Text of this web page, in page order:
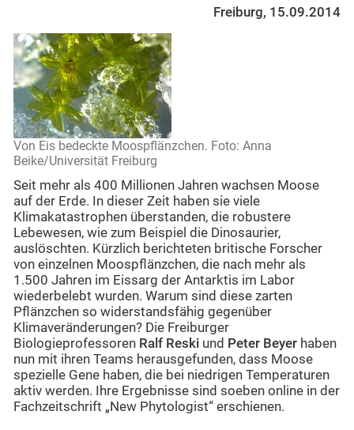
Freiburg, 15.09.2014
Von Eis bedeckte Moospflänzchen. Foto: Anna
Beike/Universität Freiburg
Seit mehr als 400 Millionen Jahren wachsen Moose
auf der Erde. In dieser Zeit haben sie viele
Klimakatastrophen überstanden, die robustere
Lebewesen, wie zum Beispiel die Dinosaurier,
auslöschten. Kürzlich berichteten britische Forscher
von einzelnen Moospflänzchen, die nach mehr als
1.500 Jahren im Eissarg der Antarktis im Labor
wiederbelebt wurden. Warum sind diese zarten
Pflänzchen so widerstandsfähig gegenüber
Klimaveränderungen? Die Freiburger
Biologieprofessoren Ralf Reski und Peter Beyer haben
nun mit ihren Teams herausgefunden, dass Moose
spezielle Gene haben, die bei niedrigen Temperaturen
aktiv werden. Ihre Ergebnisse sind soeben online in der
Fachzeitschrift „New Phytologist“ erschienen.